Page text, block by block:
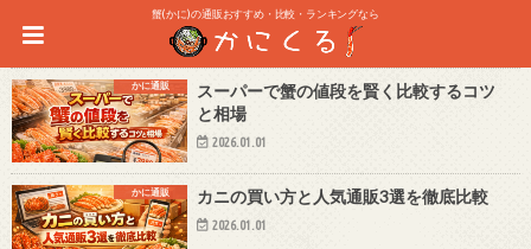
蟹(かに)の通販おすすめ・比較・ランキングなら
かに通販
スーパーで蟹の値段を賢く比較するコツ
と相場
2026.01.01
かに通販 カニの買い方と人気通販3選を徹底比較
2026.01.01